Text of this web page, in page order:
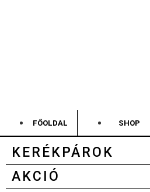
FŐOLDAL SHOP
KERÉKPÁROK
AKCIÓ